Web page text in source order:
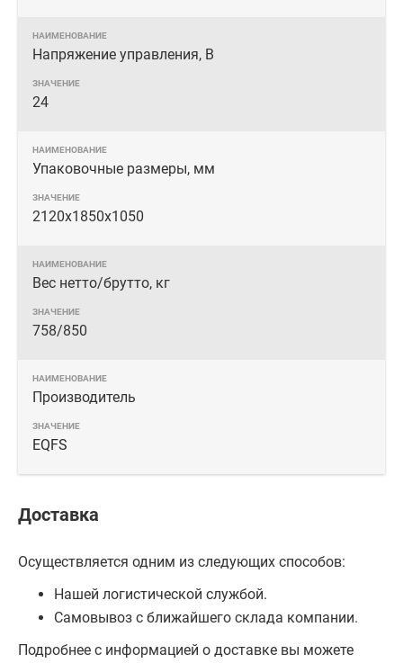
Напряжение управления, В
24
Упаковочные размеры, мм
2120х1850х1050
Вес нетто/брутто, кг
758/850
Производитель
EQFS
Доставка
Осуществляется одним из следующих способов:
Нашей логистической службой.
Самовывоз с ближайшего склада компании.
Подробнее с информацией о доставке вы можете